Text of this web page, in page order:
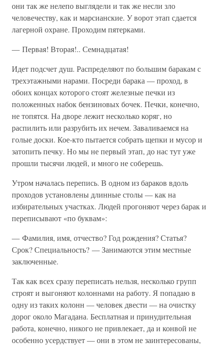
они так же нелепо выглядели и так же несли зло
человечеству, как и марсианские. У ворот этап сдается
лагерной охране. Проходим пятерками.
— Первая! Вторая!.. Семнадцатая!
Идет подсчет душ. Распределяют по большим баракам с
трехэтажными нарами. Посреди барака — проход, в
обоих концах которого стоят железные печки из
положенных набок бензиновых бочек. Печки, конечно,
не топятся. На дворе лежит несколько коряг, но
распилить или разрубить их нечем. Заваливаемся на
голые доски. Кое-кто пытается собрать щепки и мусор и
затопить печку. Но мы не первый этап, до нас тут уже
прошли тысячи людей, и много не соберешь.
Утром началась перепись. В одном из бараков вдоль
проходов установлены длинные столы — как на
избирательных участках. Людей прогоняют через барак и
переписывают «по буквам»:
— Фамилия, имя, отчество? Год рождения? Статья?
Срок? Специальность? — Занимаются этим местные
заключенные.
Так как всех сразу переписать нельзя, несколько групп
строят и выгоняют колоннами на работу. Я попадаю в
одну из таких колонн — человек двести — на очистку
дорог около Магадана. Бесплатная и принудительная
работа, конечно, никого не привлекает, да и конвой не
особенно усердствует — они в этом не заинтересованы,